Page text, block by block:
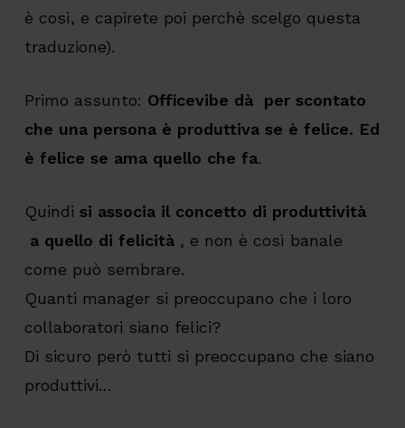
è così, e capirete poi perchè scelgo questa
traduzione).
Primo assunto: Officevibe dà per scontato
che una persona è produttiva se è felice. Ed
è felice se ama quello che fa.
Quindi si associa il concetto di produttività
a quello di felicità , e non è così banale
come può sembrare.
Quanti manager si preoccupano che i loro
collaboratori siano felici?
Di sicuro però tutti si preoccupano che siano
produttivi…